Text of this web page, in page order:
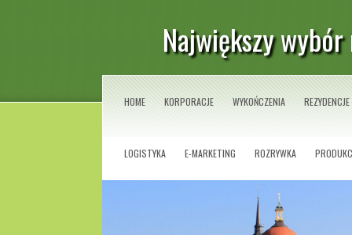
Największy
HOME KORPORACJE WYKOŃCZENIA REZYDENCJE
LOGISTYKA E-MARKETING ROZRYWKA